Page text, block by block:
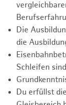
Die
die
Schleifen
Du erfüllst